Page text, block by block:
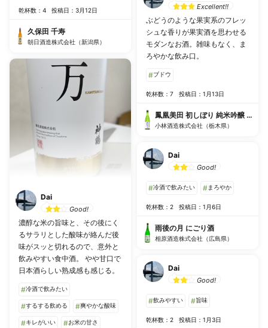
乾杯数：4 投稿日：3月12日
久保田 千寿
朝日酒造株式会社（新潟県）
Dai
Good!
濃醇な米の旨味と、その後にく
るサラリとした酸味が絡んだ後
味がスッと切れるので、意外と
飲みやすい食中酒。 やや甘口で
日本酒らしい熟成感も感じる。
#冷酒で飲みたい
#するする飲める #爽やかな酸味
#キレがいい #お米の甘さ
Excellent!!
ぶどうのような果実系のフレッ
シュな香りが果実酒を思わせる
モダンなお酒。雑味もなく、ま
ろやかな飲み口。
#ブドウ
乾杯数：7 投稿日：1月13日
鳳凰美田 初しぼり 純米吟醸 無濾
小林酒造株式会社（栃木県）
Dai
Good!
#冷酒で飲みたい #まろやか
乾杯数：2 投稿日：1月6日
雨後の月 にごり酒
相原酒造株式会社（広島県）
Dai
Good!
#飲みやすい #旨味
乾杯数：2 投稿日：1月3日